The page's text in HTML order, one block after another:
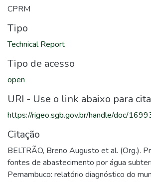
CPRM
Tipo
Technical Report
Tipo de acesso
open
URI - Use o link abaixo para
https://rigeo.sgb.gov.br/handle/doc/
Citação
BELTRÃO, Breno Augusto et al. (Org.).
fontes de abastecimento por água
Pernambuco: relatório diagnóstico do